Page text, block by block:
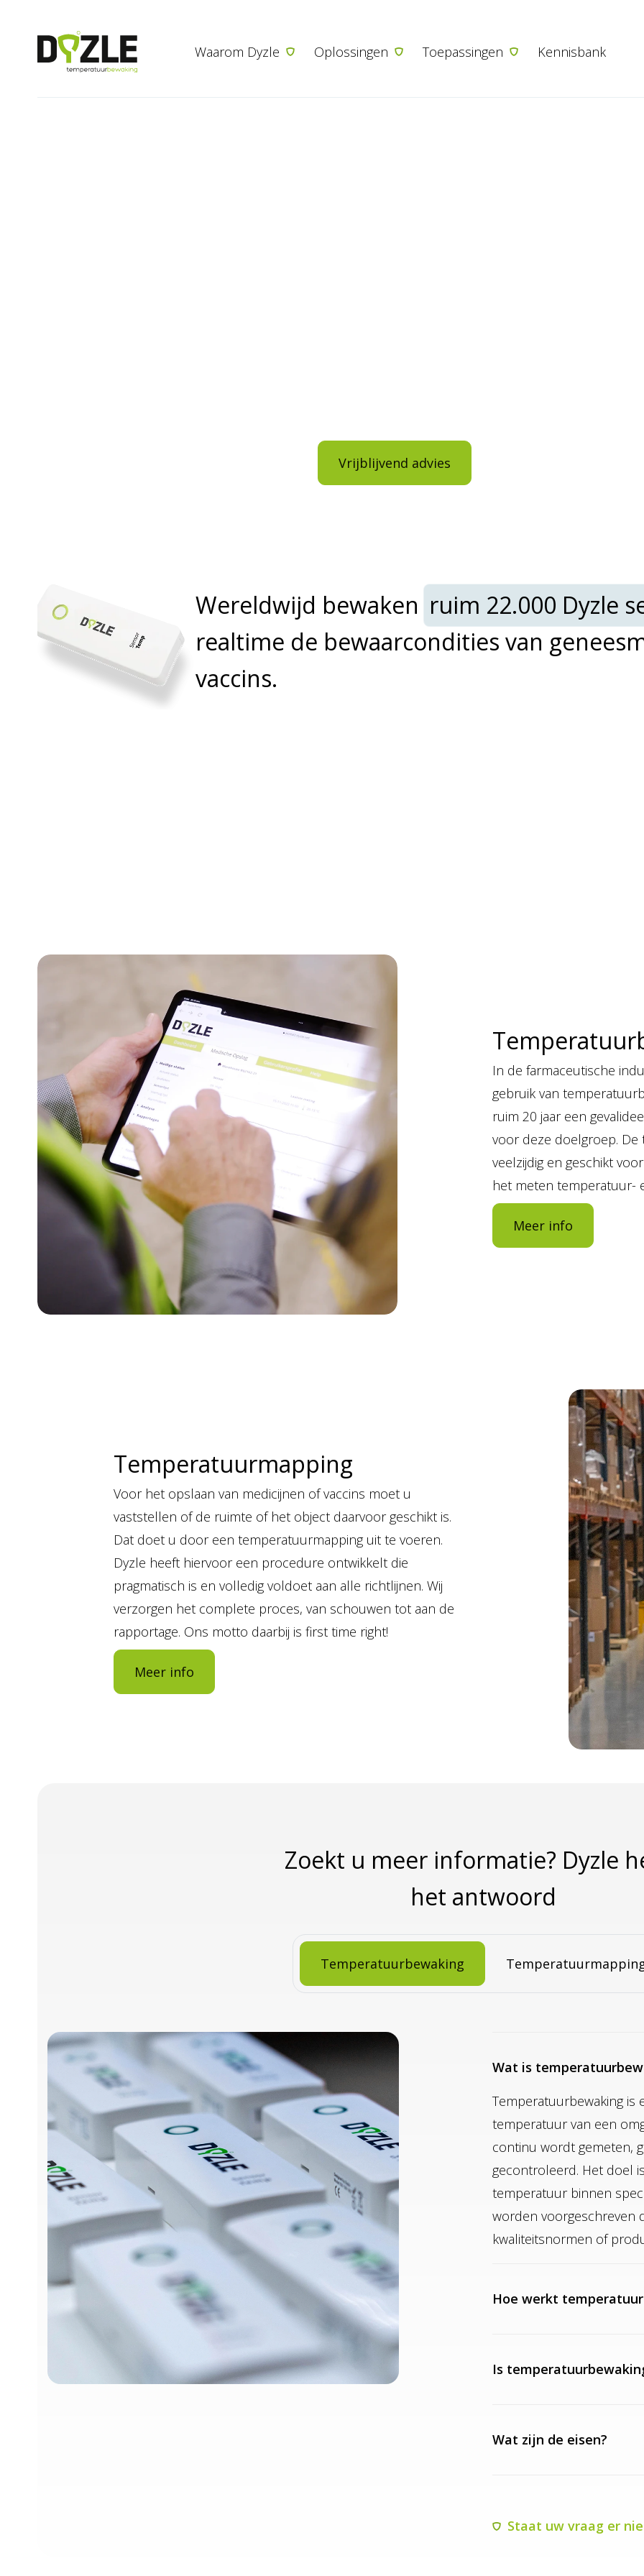
Waarom Dyzle Oplossingen Toepassingen Kennisbank
Vrijblijvend advies
Wereldwijd bewaken ruim 22.000 Dyzle
realtime de bewaarcondities van
vaccins.
In de farmaceutische
gebruik van
ruim 20 jaar een
voor deze doelgroep. De
veelzijdig en geschikt
het meten temperatuur-
Meer info
Temperatuurmapping
Voor het opslaan van medicijnen of vaccins moet u
vaststellen of de ruimte of het object daarvoor geschikt is.
Dat doet u door een temperatuurmapping uit te voeren.
Dyzle heeft hiervoor een procedure ontwikkelt die
pragmatisch is en volledig voldoet aan alle richtlijnen. Wij
verzorgen het complete proces, van schouwen tot aan de
rapportage. Ons motto daarbij is first time right!
Meer info
Zoekt u meer informatie? Dyzle
het antwoord
Temperatuurbewaking
Wat is
Temperatuurbewaking is
temperatuur van een
continu wordt gemeten,
gecontroleerd. Het doel
temperatuur binnen
worden voorgeschreven
kwaliteitsnormen of
Hoe werkt
Is
Wat zijn de eisen?
Staat uw vraag er